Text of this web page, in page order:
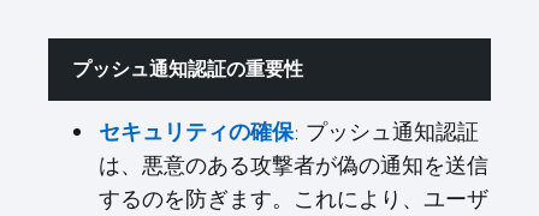
プッシュ通知認証の重要性
セキュリティの確保: プッシュ通知認証
は、悪意のある攻撃者が偽の通知を送信
するのを防ぎます。これにより、ユーザ